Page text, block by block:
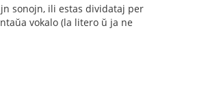
sonojn, ili estas dividataj per
vokalo (la litero ŭ ja ne